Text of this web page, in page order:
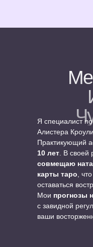
Я специалист
Алистера
Практикующий
10 лет . В
совмещаю
карты таро ,
оставаться
Мои прогнозы
с завидной
ваши